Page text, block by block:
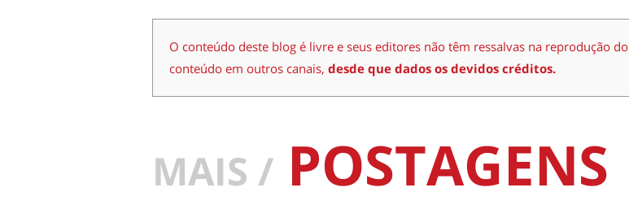
O conteúdo deste blog é livre e seus editores não têm ressalvas na reprodução do
conteúdo em outros canais, desde que dados os devidos créditos.
MAIS / POSTAGENS